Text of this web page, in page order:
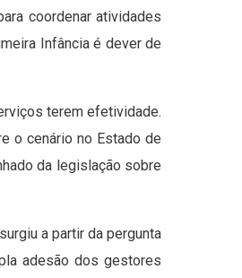
coordenar atividades
Infância é dever de
terem efetividade.
o cenário no Estado de
da legislação sobre
a partir da pergunta
adesão dos gestores